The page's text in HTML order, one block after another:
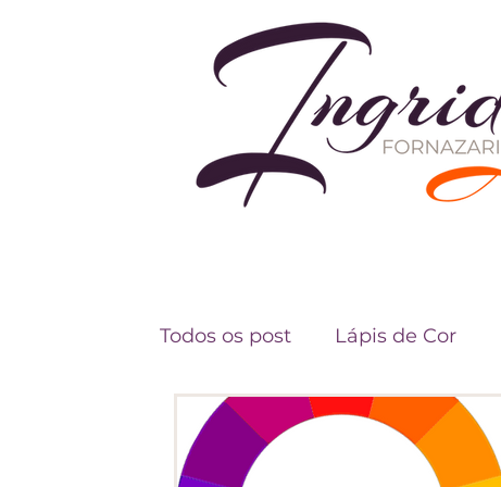
Todos os post Lápis de Cor
Fundamentos do Desenho